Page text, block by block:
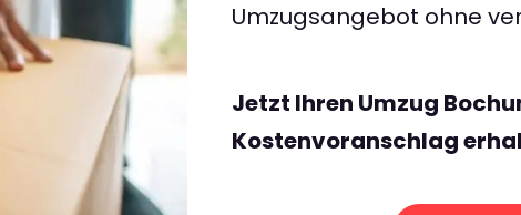
Umzugsangebot ohne
Jetzt Ihren Umzug
Kostenvoranschlag